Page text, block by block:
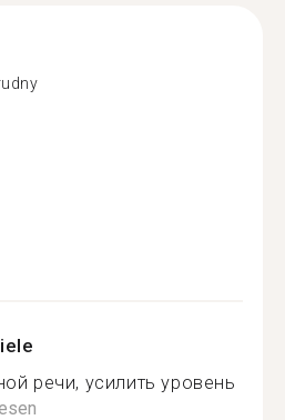
речи, усилить уровень